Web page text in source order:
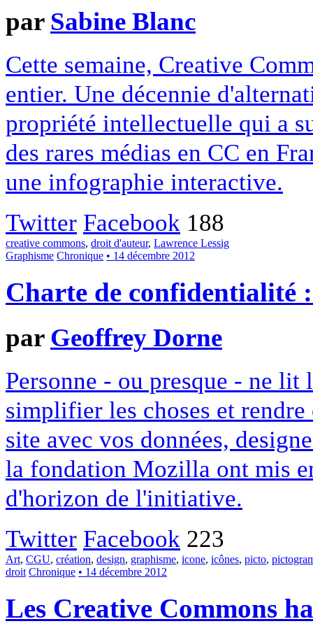
par Sabine Blanc
Cette semaine, Creative
entier. Une décennie
propriété intellectuelle qui a
des rares médias en CC en
une infographie interactive.
Twitter Facebook 188
creative commons, droit d'auteur, Lawrence Lessig
Graphisme Chronique • 14 décembre 2012
Charte de confidentialité
par Geoffrey Dorne
Personne - ou presque - ne
simplifier les choses et
site avec vos données,
la fondation Mozilla ont mis
d'horizon de l'initiative.
Twitter Facebook 223
Art, CGU, création, design, graphisme, icone, icônes, picto,
droit Chronique • 14 décembre 2012
Les Creative Commons